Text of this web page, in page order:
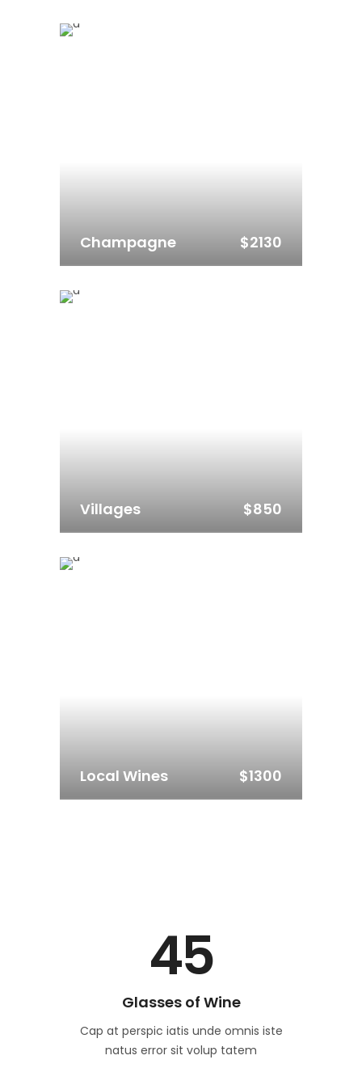
Champagne $2130
Villages $850
Local Wines $1300
45
Glasses of Wine
Cap at perspic iatis unde omnis iste
natus error sit volup tatem